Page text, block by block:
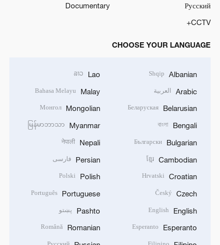
Русский
Documentary
CCTV+
CHOOSE YOUR LANGUAGE
Albanian
Shqip
Arabic العربية
Belarusian
Беларуская
Bengali
বাংলা
Bulgarian
Български
Cambodian
ខ្មែរ
Croatian
Hrvatski
Czech
Český
English
English
Esperanto
Esperanto
Lao
ລາວ
Malay
Bahasa Melayu
Mongolian
Монгол
Myanmar
မြန်မာဘာသာ
Nepali
नेपाली
Persian فارسی
Polish
Polski
Portuguese
Português
Pashto پښتو
Romanian
Română